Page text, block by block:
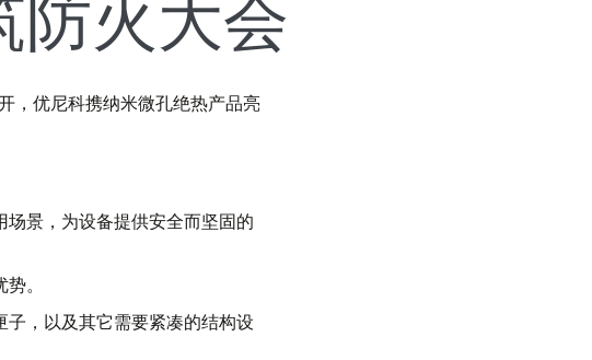
防火大会
，优尼科携纳米微孔绝热产品亮
景，为设备提供安全而坚固的
。
，以及其它需要紧凑的结构设